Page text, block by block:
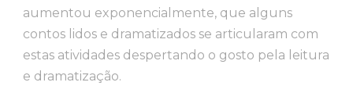
aumentou exponencialmente, que alguns
contos lidos e dramatizados se articularam com
estas atividades despertando o gosto pela leitura
e dramatização.